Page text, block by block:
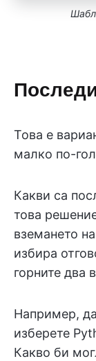
Това е
малко по-
Какви са
това
вземането
избира
горните два
Например,
изберете
Какво би